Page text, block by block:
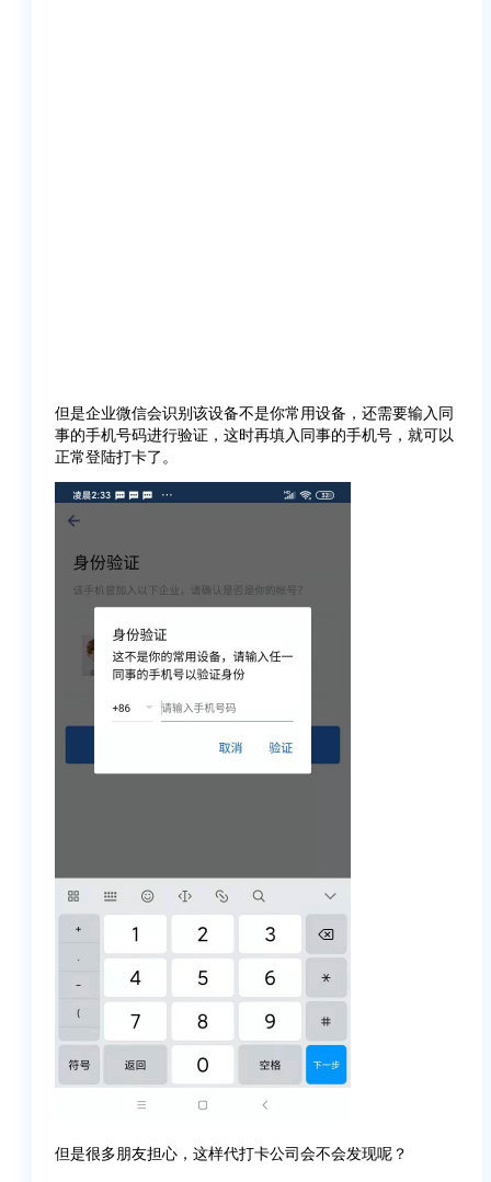
但是企业微信会识别该设备不是你常用设备，还需要输入同
事的手机号码进行验证，这时再填入同事的手机号，就可以
正常登陆打卡了。
但是很多朋友担心，这样代打卡公司会不会发现呢？